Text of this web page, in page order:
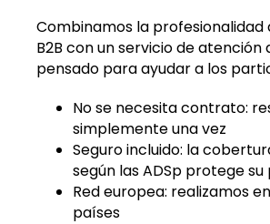
Combinamos la profesionalidad
B2B con un servicio de atención
pensado para ayudar a los
No se necesita contrato:
simplemente una vez
Seguro incluido: la
según las ADSp protege
Red europea: realizamos
países